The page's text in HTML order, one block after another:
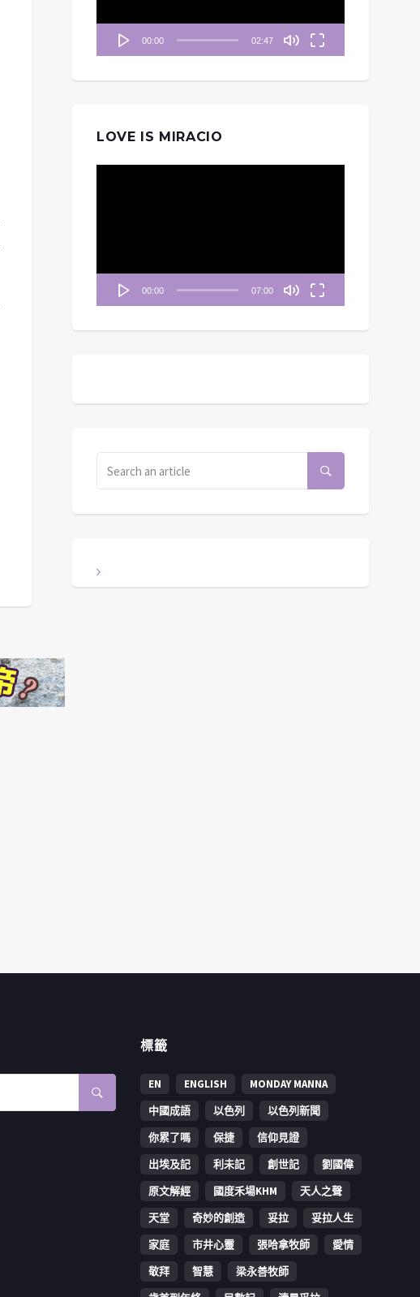
00:00 02:47
LOVE IS MIRACIO
00:00 07:00
標籤
EN ENGLISH
MONDAY MANNA
中國成語
以色列
以色列新聞
你累了嗎
保捷
信仰見證
出埃及記
利未記 創世記
劉國偉
原文解經
國度禾場KHM
天人之聲
天堂
奇妙的創造 妥拉
妥拉人生
家庭
市井心靈 張哈拿牧師
愛情
敬拜
智慧
梁永善牧師